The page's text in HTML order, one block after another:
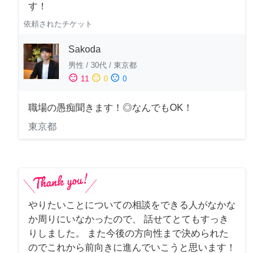
す！
依頼されたチケット
Sakoda
男性 / 30代 / 東京都
sentiment_satisfied 11 sentiment_neutral 0 sentiment_dissatisfied 0
職場の愚痴聞きます！◎なんでもOK！
東京都
やりたいことについての相談をできる人がなかな
か周りにいなかったので、 話せてとてもすっき
りしました。 また今後の方向性まで決められた
のでこれから前向きに進んでいこうと思います！